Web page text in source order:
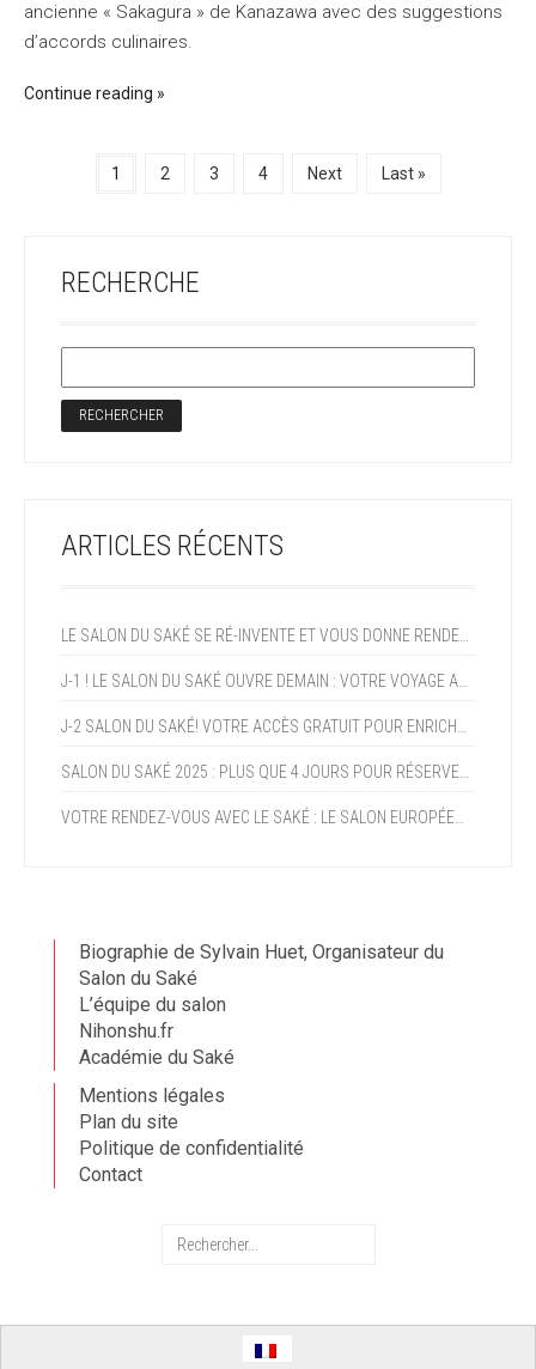
ancienne « Sakagura » de Kanazawa avec des suggestions
d’accords culinaires.
Continue reading
1 2 3 4 Next Last »
RECHERCHE
ARTICLES RÉCENTS
Biographie de Sylvain Huet, Organisateur du
Salon du Saké
L’équipe du salon
Nihonshu.fr
Académie du Saké
Mentions légales
Plan du site
Politique de confidentialité
Contact